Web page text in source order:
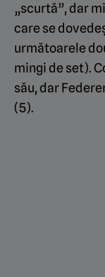
„scurtă”, dar
care se
următoarele
mingi de set).
său, dar
(5).